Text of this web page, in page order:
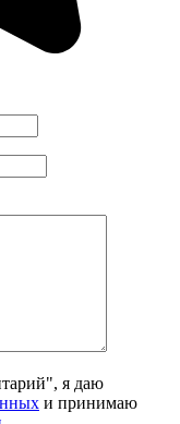
я даю
и принимаю